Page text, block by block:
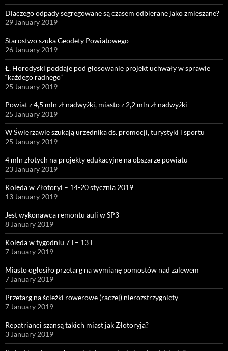
Dlaczego odpady segregowane są czasem odbierane jako zmieszane?
29 January 2019
Starostwo szuka Geodety Powiatowego
26 January 2019
Ł. Horodyski poddaje pod głosowanie projekt uchwały w sprawie
“każdego radnego”
25 January 2019
Powiat z 4,5 mln zł nadwyżki, miasto z 2,2 mln zł nadwyżki
25 January 2019
W Świerzawie szukają urzędnika ds. promocji, turystyki i sportu
25 January 2019
4 mln złotych na projekty edukacyjne na obszarze powiatu
23 January 2019
Kolęda w Złotoryi – 14-20 stycznia 2019
13 January 2019
Jest wykonawca remontu auli w SP3
8 January 2019
Kolęda w tygodniu 7 I – 13 I
7 January 2019
Miasto ogłosiło przetarg na wymianę pomostów nad zalewem
7 January 2019
Przetarg na ścieżki rowerowe (raczej) nierozstrzygnięty
7 January 2019
Repatrianci szansą takich miast jak Złotoryja?
3 January 2019